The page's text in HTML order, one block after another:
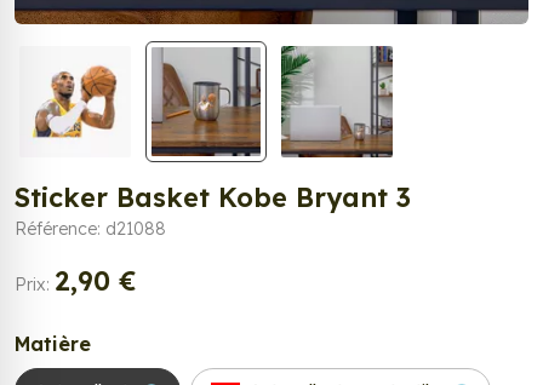
Sticker Basket Kobe Bryant 3
Référence: d21088
Prix: 2,90 €
Matière